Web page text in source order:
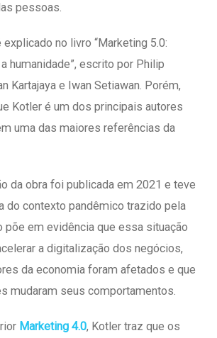
pessoas.
no livro “Marketing 5.0:
humanidade”, escrito por Philip
Kartajaya e Iwan Setiawan. Porém,
Kotler é um dos principais autores
uma das maiores referências da
da obra foi publicada em 2021 e teve
do contexto pandêmico trazido pela
põe em evidência que essa situação
a digitalização dos negócios,
da economia foram afetados e que
mudaram seus comportamentos.
Marketing 4.0, Kotler traz que os